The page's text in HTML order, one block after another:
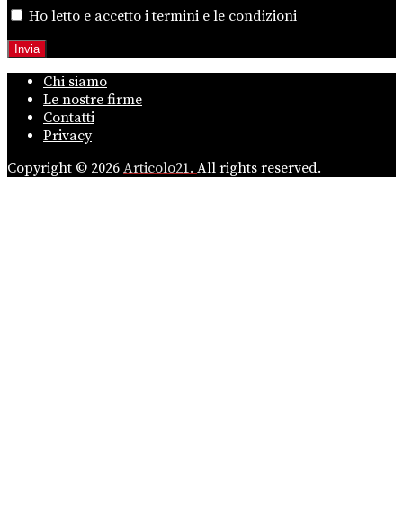
Ho letto e accetto itermini e le condizioni
Chi siamo
Le nostre firme
Contatti
Privacy
Copyright © 2026 Articolo21. All rights reserved.